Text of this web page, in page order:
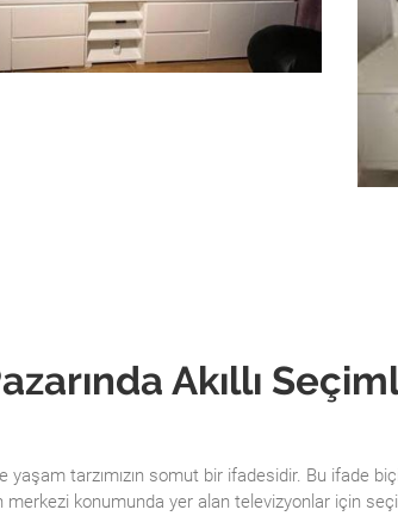
Akıllı
yaşam tarzımızın somut bir ifadesidir. Bu ifade
merkezi konumunda yer alan televizyonlar için